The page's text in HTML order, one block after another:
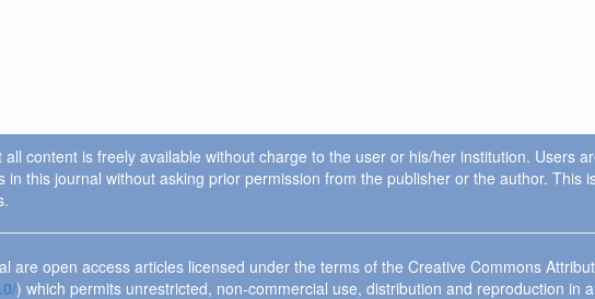
content is freely available without charge to the user or his/her institution. Users
this journal without asking prior permission from the publisher or the author. This
are open access articles licensed under the terms of the Creative Commons
) which permits unrestricted, non-commercial use, distribution and reproduction in